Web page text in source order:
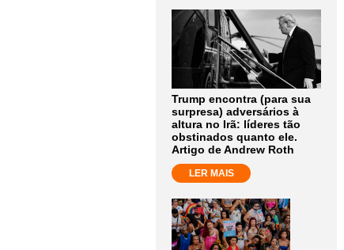
Trump encontra (para sua
surpresa) adversários à
altura no Irã: líderes tão
obstinados quanto ele.
Artigo de Andrew Roth
LER MAIS